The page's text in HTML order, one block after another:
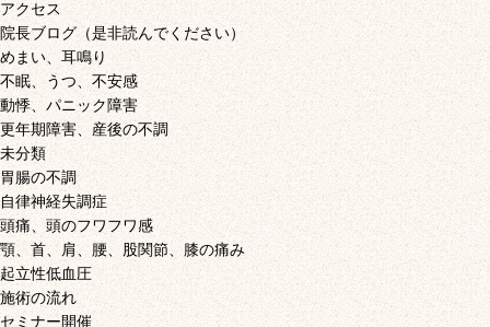
アクセス
院長ブログ（是非読んでください）
めまい、耳鳴り
不眠、うつ、不安感
動悸、パニック障害
更年期障害、産後の不調
未分類
胃腸の不調
自律神経失調症
頭痛、頭のフワフワ感
顎、首、肩、腰、股関節、膝の痛み
起立性低血圧
施術の流れ
セミナー開催